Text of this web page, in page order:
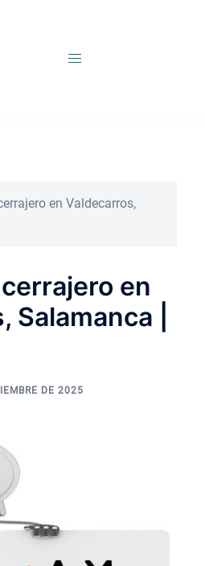
en Valdecarros,
en
Salamanca |
DE 2025